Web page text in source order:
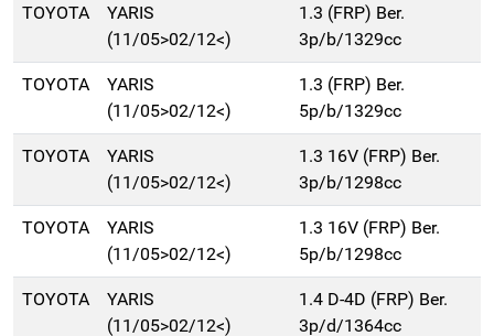
TOYOTA
YARIS
(11/05>02/12<)
1.3 (FRP) Ber.
3p/b/1329cc
TOYOTA
YARIS
(11/05>02/12<)
1.3 (FRP) Ber.
5p/b/1329cc
TOYOTA
YARIS
(11/05>02/12<)
1.3 16V (FRP) Ber.
3p/b/1298cc
TOYOTA
YARIS
(11/05>02/12<)
1.3 16V (FRP) Ber.
5p/b/1298cc
TOYOTA
YARIS
(11/05>02/12<)
1.4 D-4D (FRP) Ber.
3p/d/1364cc